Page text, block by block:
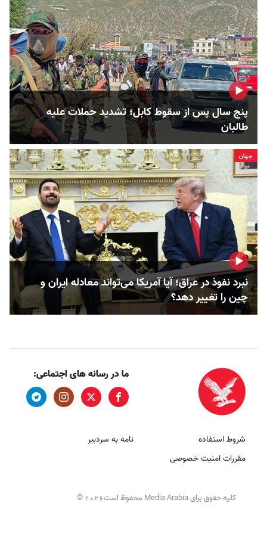
پنج سال پس از سقوط کابل؛ تشدید حملات علیه
طالبان
جهان
نبرد نفوذ در عراق؛ آیا آمریکا می‌تواند معادله ایران و
چین را تغییر دهد؟
ما در رسانه های اجتماعی:
شروط استفاده
مقررات امنیت خصوصی
نامه به سردبیر
کلیه حقوق برای Media Arabia محفوظ است 2026
©